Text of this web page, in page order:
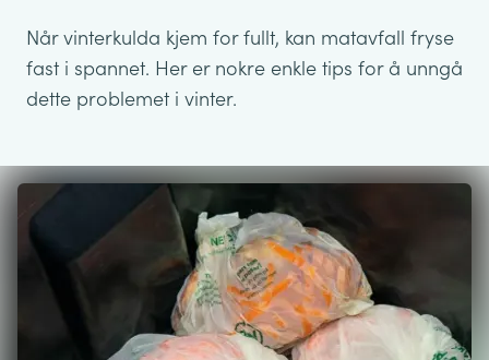
Når vinterkulda kjem for fullt, kan matavfall fryse
fast i spannet. Her er nokre enkle tips for å unngå
dette problemet i vinter.